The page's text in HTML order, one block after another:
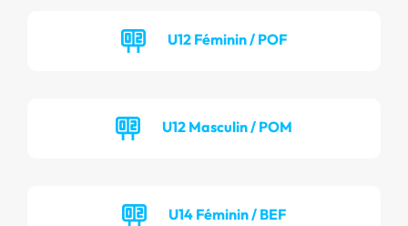
U12 Féminin / POF
U12 Masculin / POM
U14 Féminin / BEF